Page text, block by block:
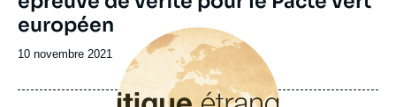
européen
Date
publication
10 novembre 2021
principale